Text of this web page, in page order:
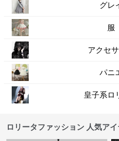
グレ
服
アクセ
パニ
皇子系ロ
ロリータファッション 人気アイ